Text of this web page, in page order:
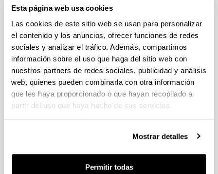
Esta página web usa cookies
Las cookies de este sitio web se usan para personalizar
el contenido y los anuncios, ofrecer funciones de redes
sociales y analizar el tráfico. Además, compartimos
información sobre el uso que haga del sitio web con
nuestros partners de redes sociales, publicidad y análisis
web, quienes pueden combinarla con otra información
que les haya proporcionado o que hayan recopilado a
partir del uso que haya hecho de sus servicios.
Mostrar detalles
Permitir todas
FUNDACION LA CAIXA JUNIOR LEADER RETAINING
PROGRAMME 2027
Trámite abierto
CONVOCATORIA PARA LA CONTRATACIÓN DE
PERSONAL INVESTIGADOR DOCTOR EN LA UPV/EHU
(2026)
Trámite abierto (Plazo de presentación de solicitudes: 03/06/2026 -
25/06/2026 23:59)
CONVOCATORIA 2026-I PARA LA CONTRATACIÓN DE
PERSONAL INVESTIGADOR EN FORMACIÓN EN LA EHU